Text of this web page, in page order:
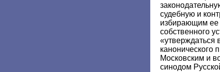
судебную и
избирающим ее
собственного
«утверждаться
канонического
Московским и
синодом